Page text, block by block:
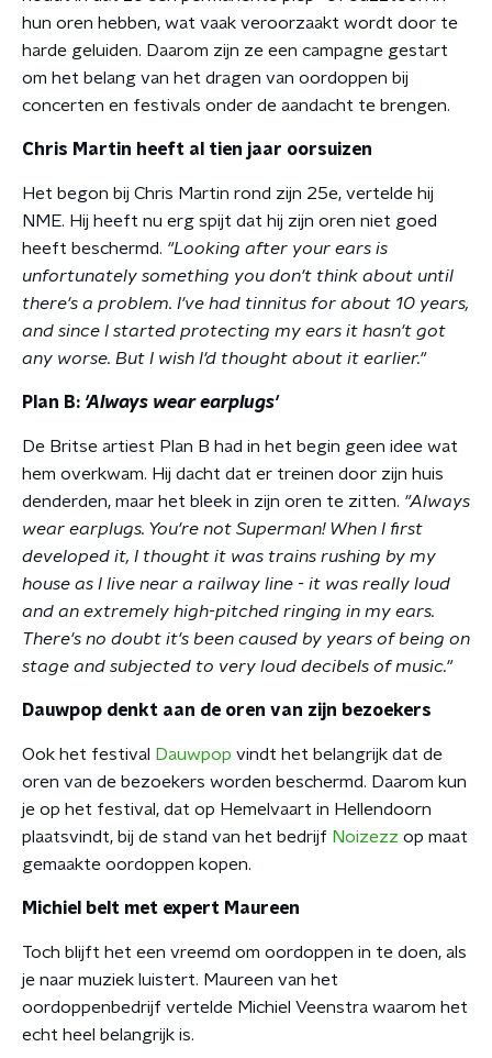
hun oren hebben, wat vaak veroorzaakt wordt door te
harde geluiden. Daarom zijn ze een campagne gestart
om het belang van het dragen van oordoppen bij
concerten en festivals onder de aandacht te brengen.
Chris Martin heeft al tien jaar oorsuizen
Het begon bij Chris Martin rond zijn 25e, vertelde hij
NME. Hij heeft nu erg spijt dat hij zijn oren niet goed
heeft beschermd. "Looking after your ears is
unfortunately something you don't think about until
there's a problem. I've had tinnitus for about 10 years,
and since I started protecting my ears it hasn't got
any worse. But I wish I'd thought about it earlier."
Plan B: 'Always wear earplugs'
De Britse artiest Plan B had in het begin geen idee wat
hem overkwam. Hij dacht dat er treinen door zijn huis
denderden, maar het bleek in zijn oren te zitten. "Always
wear earplugs. You're not Superman! When I first
developed it, I thought it was trains rushing by my
house as I live near a railway line - it was really loud
and an extremely high-pitched ringing in my ears.
There's no doubt it's been caused by years of being on
stage and subjected to very loud decibels of music."
Dauwpop denkt aan de oren van zijn bezoekers
Ook het festival Dauwpop vindt het belangrijk dat de
oren van de bezoekers worden beschermd. Daarom kun
je op het festival, dat op Hemelvaart in Hellendoorn
plaatsvindt, bij de stand van het bedrijf Noizezz op maat
gemaakte oordoppen kopen.
Michiel belt met expert Maureen
Toch blijft het een vreemd om oordoppen in te doen, als
je naar muziek luistert. Maureen van het
oordoppenbedrijf vertelde Michiel Veenstra waarom het
echt heel belangrijk is.